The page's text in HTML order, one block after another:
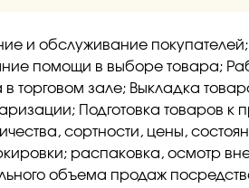
и обслуживание покупателей;
помощи в выборе товара;
торговом зале; Выкладка
Подготовка товаров к
сортности, цены,
распаковка, осмотр
объема продаж